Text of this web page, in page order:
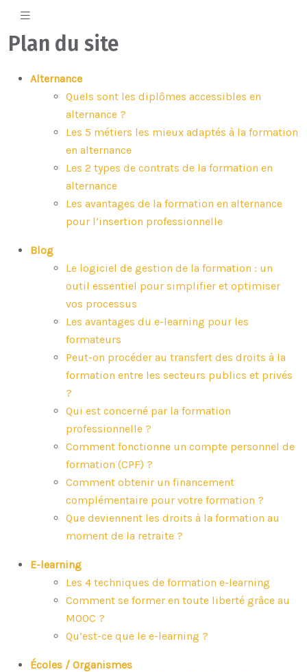
Plan du site
Alternance
Quels sont les diplômes accessibles en
alternance ?
Les 5 métiers les mieux adaptés à la formation
en alternance
Les 2 types de contrats de la formation en
alternance
Les avantages de la formation en alternance
pour l’insertion professionnelle
Blog
Le logiciel de gestion de la formation : un
outil essentiel pour simplifier et optimiser
vos processus
Les avantages du e-learning pour les
formateurs
Peut-on procéder au transfert des droits à la
formation entre les secteurs publics et privés
?
Qui est concerné par la formation
professionnelle ?
Comment fonctionne un compte personnel de
formation (CPF) ?
Comment obtenir un financement
complémentaire pour votre formation ?
Que deviennent les droits à la formation au
moment de la retraite ?
E-learning
Les 4 techniques de formation e-learning
Comment se former en toute liberté grâce au
MOOC ?
Qu’est-ce que le e-learning ?
Écoles / Organismes